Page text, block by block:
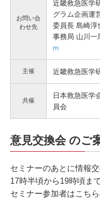
お問い合
わせ先
近畿救急医学
グラム企画運
委員長 島崎淳
事務局 山川一
m
主催 近畿救急医学
共催
日本救急医学
員会
意見交換会 のご
セミナーのあとに情報
17時半頃から19時頃ま
セミナー参加者はこち